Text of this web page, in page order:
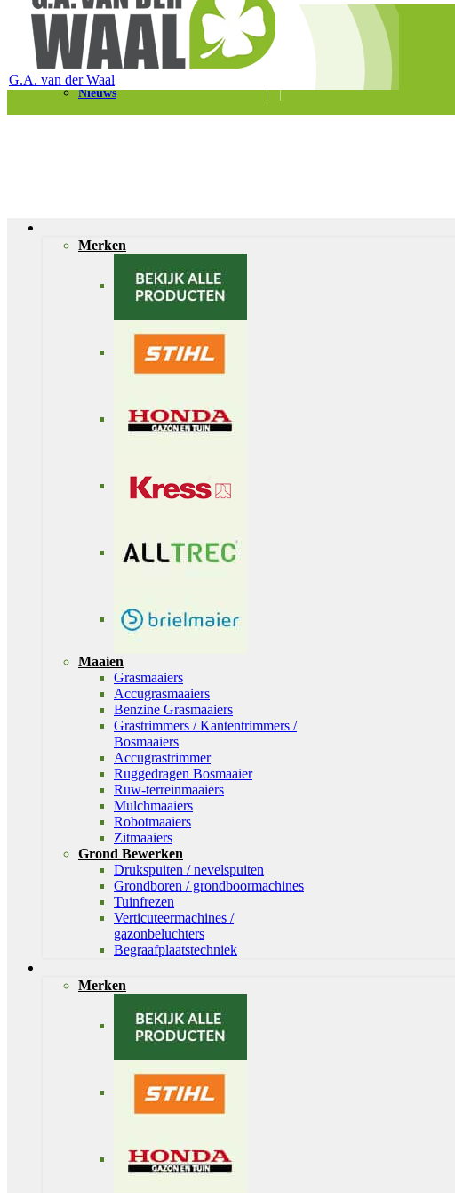
Telefoon 0180 – 421399
Schaapherderweg 6, 2988 CK Ridderkerk
Vacatures
Nieuws
G.A. van der Waal
Merken
Maaien
Grasmaaiers
Accugrasmaaiers
Benzine Grasmaaiers
Grastrimmers / Kantentrimmers /
Bosmaaiers
Accugrastrimmer
Ruggedragen Bosmaaier
Ruw-terreinmaaiers
Mulchmaaiers
Robotmaaiers
Zitmaaiers
Grond Bewerken
Drukspuiten / nevelspuiten
Grondboren / grondboormachines
Tuinfrezen
Verticuteermachines /
gazonbeluchters
Begraafplaatstechniek
Merken